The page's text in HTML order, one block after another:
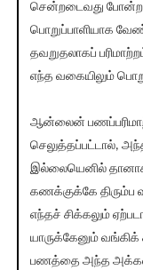
சென்றடைவது போன்ற
பொறுப்பாளியாக
தவறுதலாகப்
எந்த வகையிலும்
ஆன்லைன்
செலுத்தப்பட்டால்,
இல்லையெனில்
கணக்குக்கே
எந்தச் சிக்கலும்
யாருக்கேனும்
பணத்தை அந்த